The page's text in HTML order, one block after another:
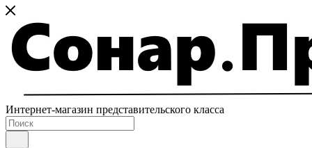
Интернет-магазин представительского класса